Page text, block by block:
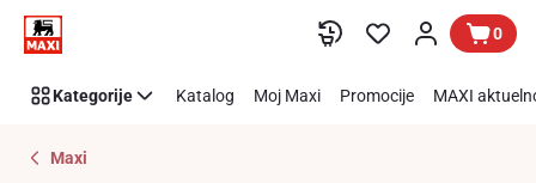
Preskoči link 0
Kategorije Katalog Moj Maxi Promocije MAXI
Maxi